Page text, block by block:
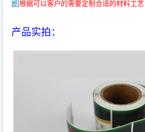
刷根据可以客户的需要定制合适的材料工艺
产品实拍：